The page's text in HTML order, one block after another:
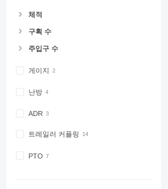
체적
구획 수
주입구 수
게이지
난방
ADR
트레일러 커플링
PTO